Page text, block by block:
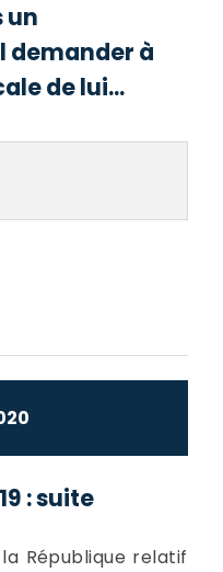
un
à
de lui...
: suite
République relatif